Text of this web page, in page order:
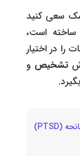
سعی کنید
ساخته‌ است،
را در اختیار
تشخیص و
اختلال استرس پس از سانحه (PTSD)